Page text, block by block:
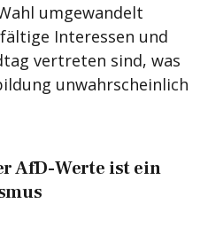
umgewandelt
Interessen und
vertreten sind, was
unwahrscheinlich
AfD-Werte ist ein